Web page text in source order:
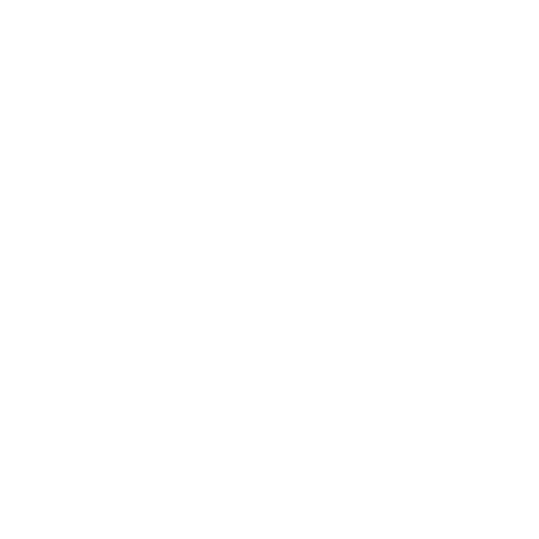
させていただ
了承ください。
き作成されるも
ようお願いしま
です。
ありません。
ず変更すること
1000ppm以下、
下、フタル酸ジブチ
ない年数を意
貨物等」とい
可)を取得する
要な手段を講じ
ムロン制御